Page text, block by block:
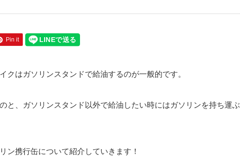
Pin it
はガソリンスタンドで給油するのが一般的です。
と、ガソリンスタンド以外で給油したい時にはガソリンを持ち運ぶ
ン携行缶について紹介していきます！